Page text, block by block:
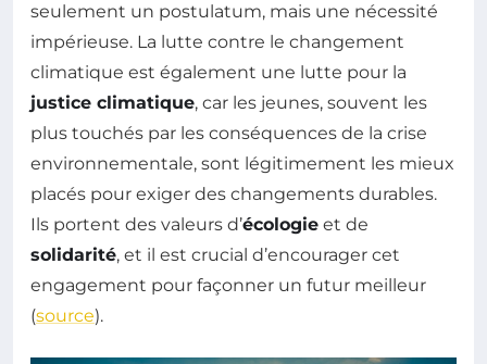
seulement un postulatum, mais une nécessité
impérieuse. La lutte contre le changement
climatique est également une lutte pour la
justice climatique, car les jeunes, souvent les
plus touchés par les conséquences de la crise
environnementale, sont légitimement les mieux
placés pour exiger des changements durables.
Ils portent des valeurs d’écologie et de
solidarité, et il est crucial d’encourager cet
engagement pour façonner un futur meilleur
(source).